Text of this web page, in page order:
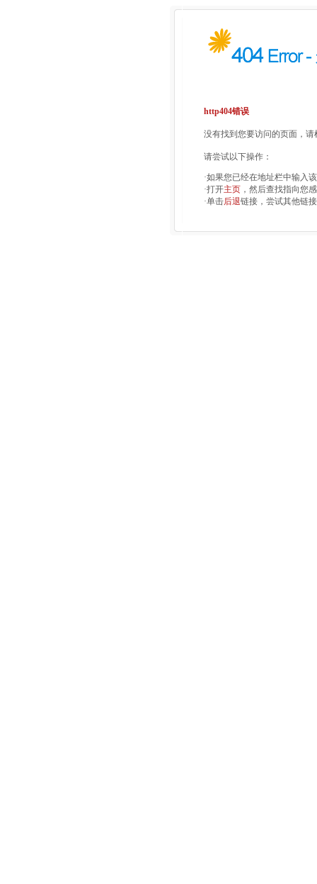
http404错误
没有找到您要访问的页面，
请尝试以下操作：
·如果您已经在地址栏中输入
·打开主页 ，然后查找指向您
·单击后退链接，尝试其他链